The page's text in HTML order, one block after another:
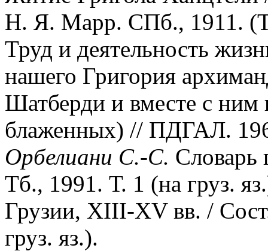
Н. Я. Марр. СПб., 1911.
Труд и деятельность
нашего Григория
Шатберди и вместе с ним
блаженных) // ПДГАЛ.
Орбелиани С.-С. Словарь
Тб., 1991. Т. 1 (на груз.
Грузии, XIII-XV вв. /
груз. яз.).